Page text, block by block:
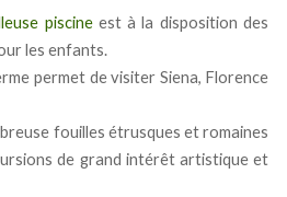
piscineest à la disposition des
les enfants.
permet de visiter Siena, Florence
fouilles étrusques et romaines
de grand intérêt artistique et